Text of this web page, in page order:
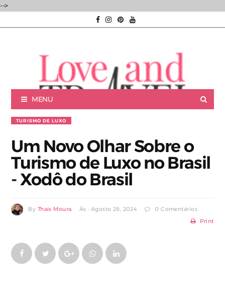
-->
Luxury experiences | Viagens Incríveis | Experiências únicas |
MENU
TURISMO DE LUXO
Um Novo Olhar Sobre o
Turismo de Luxo no Brasil
- Xodô do Brasil
By Thais Moura Às : Agosto 28, 2024 0 Comentários
Print